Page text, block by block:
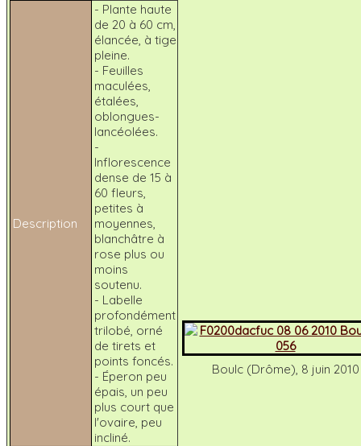
Boulc (Drôme), 8 juin 2010
Description
- Plante haute
de 20 à 60 cm,
élancée, à tige
pleine.
- Feuilles
maculées,
étalées,
oblongues-
lancéolées.
-
Inflorescence
dense de 15 à
60 fleurs,
petites à
moyennes,
blanchâtre à
rose plus ou
moins
soutenu.
- Labelle
profondément
trilobé, orné
de tirets et
points foncés.
- Éperon peu
épais, un peu
plus court que
l'ovaire, peu
incliné.